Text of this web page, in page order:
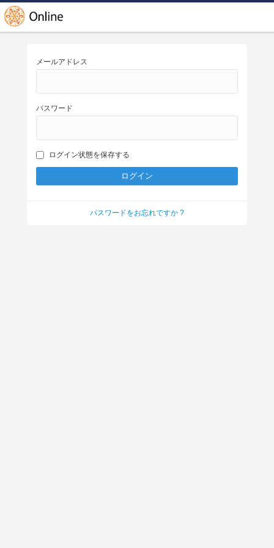
メールアドレス
パスワード
ログイン状態を保存する
パスワードをお忘れですか ?